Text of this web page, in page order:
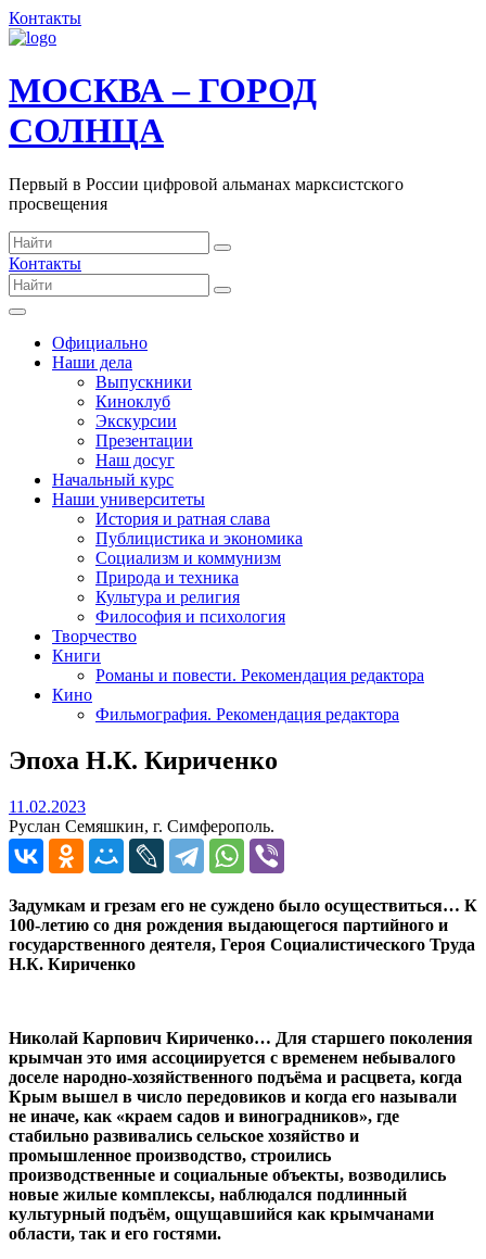
Контакты
МОСКВА – ГОРОД
СОЛНЦА
Первый в России цифровой альманах марксистского
просвещения
Контакты
Официально
Наши дела
Выпускники
Киноклуб
Экскурсии
Презентации
Наш досуг
Начальный курс
Наши университеты
История и ратная слава
Публицистика и экономика
Социализм и коммунизм
Природа и техника
Культура и религия
Философия и психология
Творчество
Книги
Романы и повести. Рекомендация редактора
Кино
Фильмография. Рекомендация редактора
Эпоха Н.К. Кириченко
11.02.202311.02.2023
Руслан Семяшкин, г. Симферополь.
Задумкам и грезам его не суждено было осуществиться… К
100-летию со дня рождения выдающегося партийного и
государственного деятеля, Героя Социалистического Труда
Н.К. Кириченко
Николай Карпович Кириченко… Для старшего поколения
крымчан это имя ассоциируется с временем небывалого
доселе народно-хозяйственного подъёма и расцвета, когда
Крым вышел в число передовиков и когда его называли
не иначе, как «краем садов и виноградников», где
стабильно развивались сельское хозяйство и
промышленное производство, строились
производственные и социальные объекты, возводились
новые жилые комплексы, наблюдался подлинный
культурный подъём, ощущавшийся как крымчанами
области, так и его гостями.